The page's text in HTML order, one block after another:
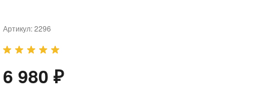
Артикул:2296
6 980 ₽